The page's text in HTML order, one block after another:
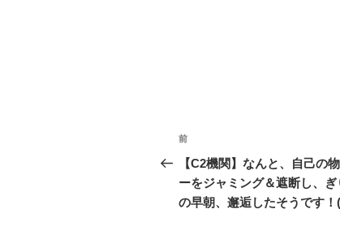
投
稿
ナ
前
の
投
稿
前
【C2機関】なんと、自己の
ーをジャミング＆遮断し、ぎ
の早朝、邂逅したそうです！